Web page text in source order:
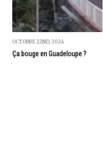
OCTOBRE 22ND, 2024
Ça bouge en Guadeloupe ?